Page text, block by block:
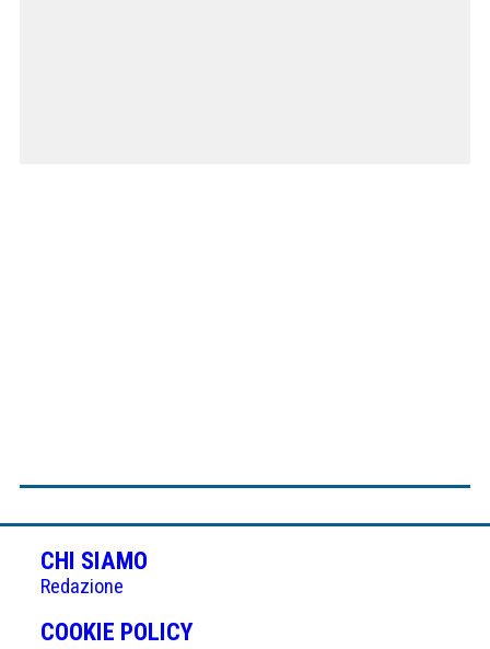
CHI SIAMO
Redazione
COOKIE POLICY(APRE